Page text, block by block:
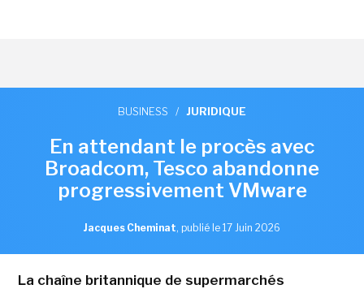
BUSINESS / JURIDIQUE
En attendant le procès avec
Broadcom, Tesco abandonne
progressivement VMware
Jacques Cheminat, publié le 17 Juin 2026
La chaîne britannique de supermarchés